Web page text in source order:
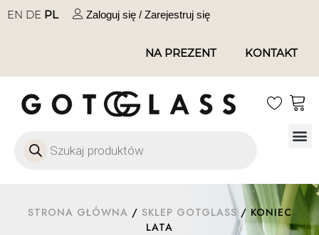
EN DE PL Zaloguj się / Zarejestruj się
NA PREZENT KONTAKT
STRONA GŁÓWNA / SKLEP GOTGLASS / KONIEC
LATA